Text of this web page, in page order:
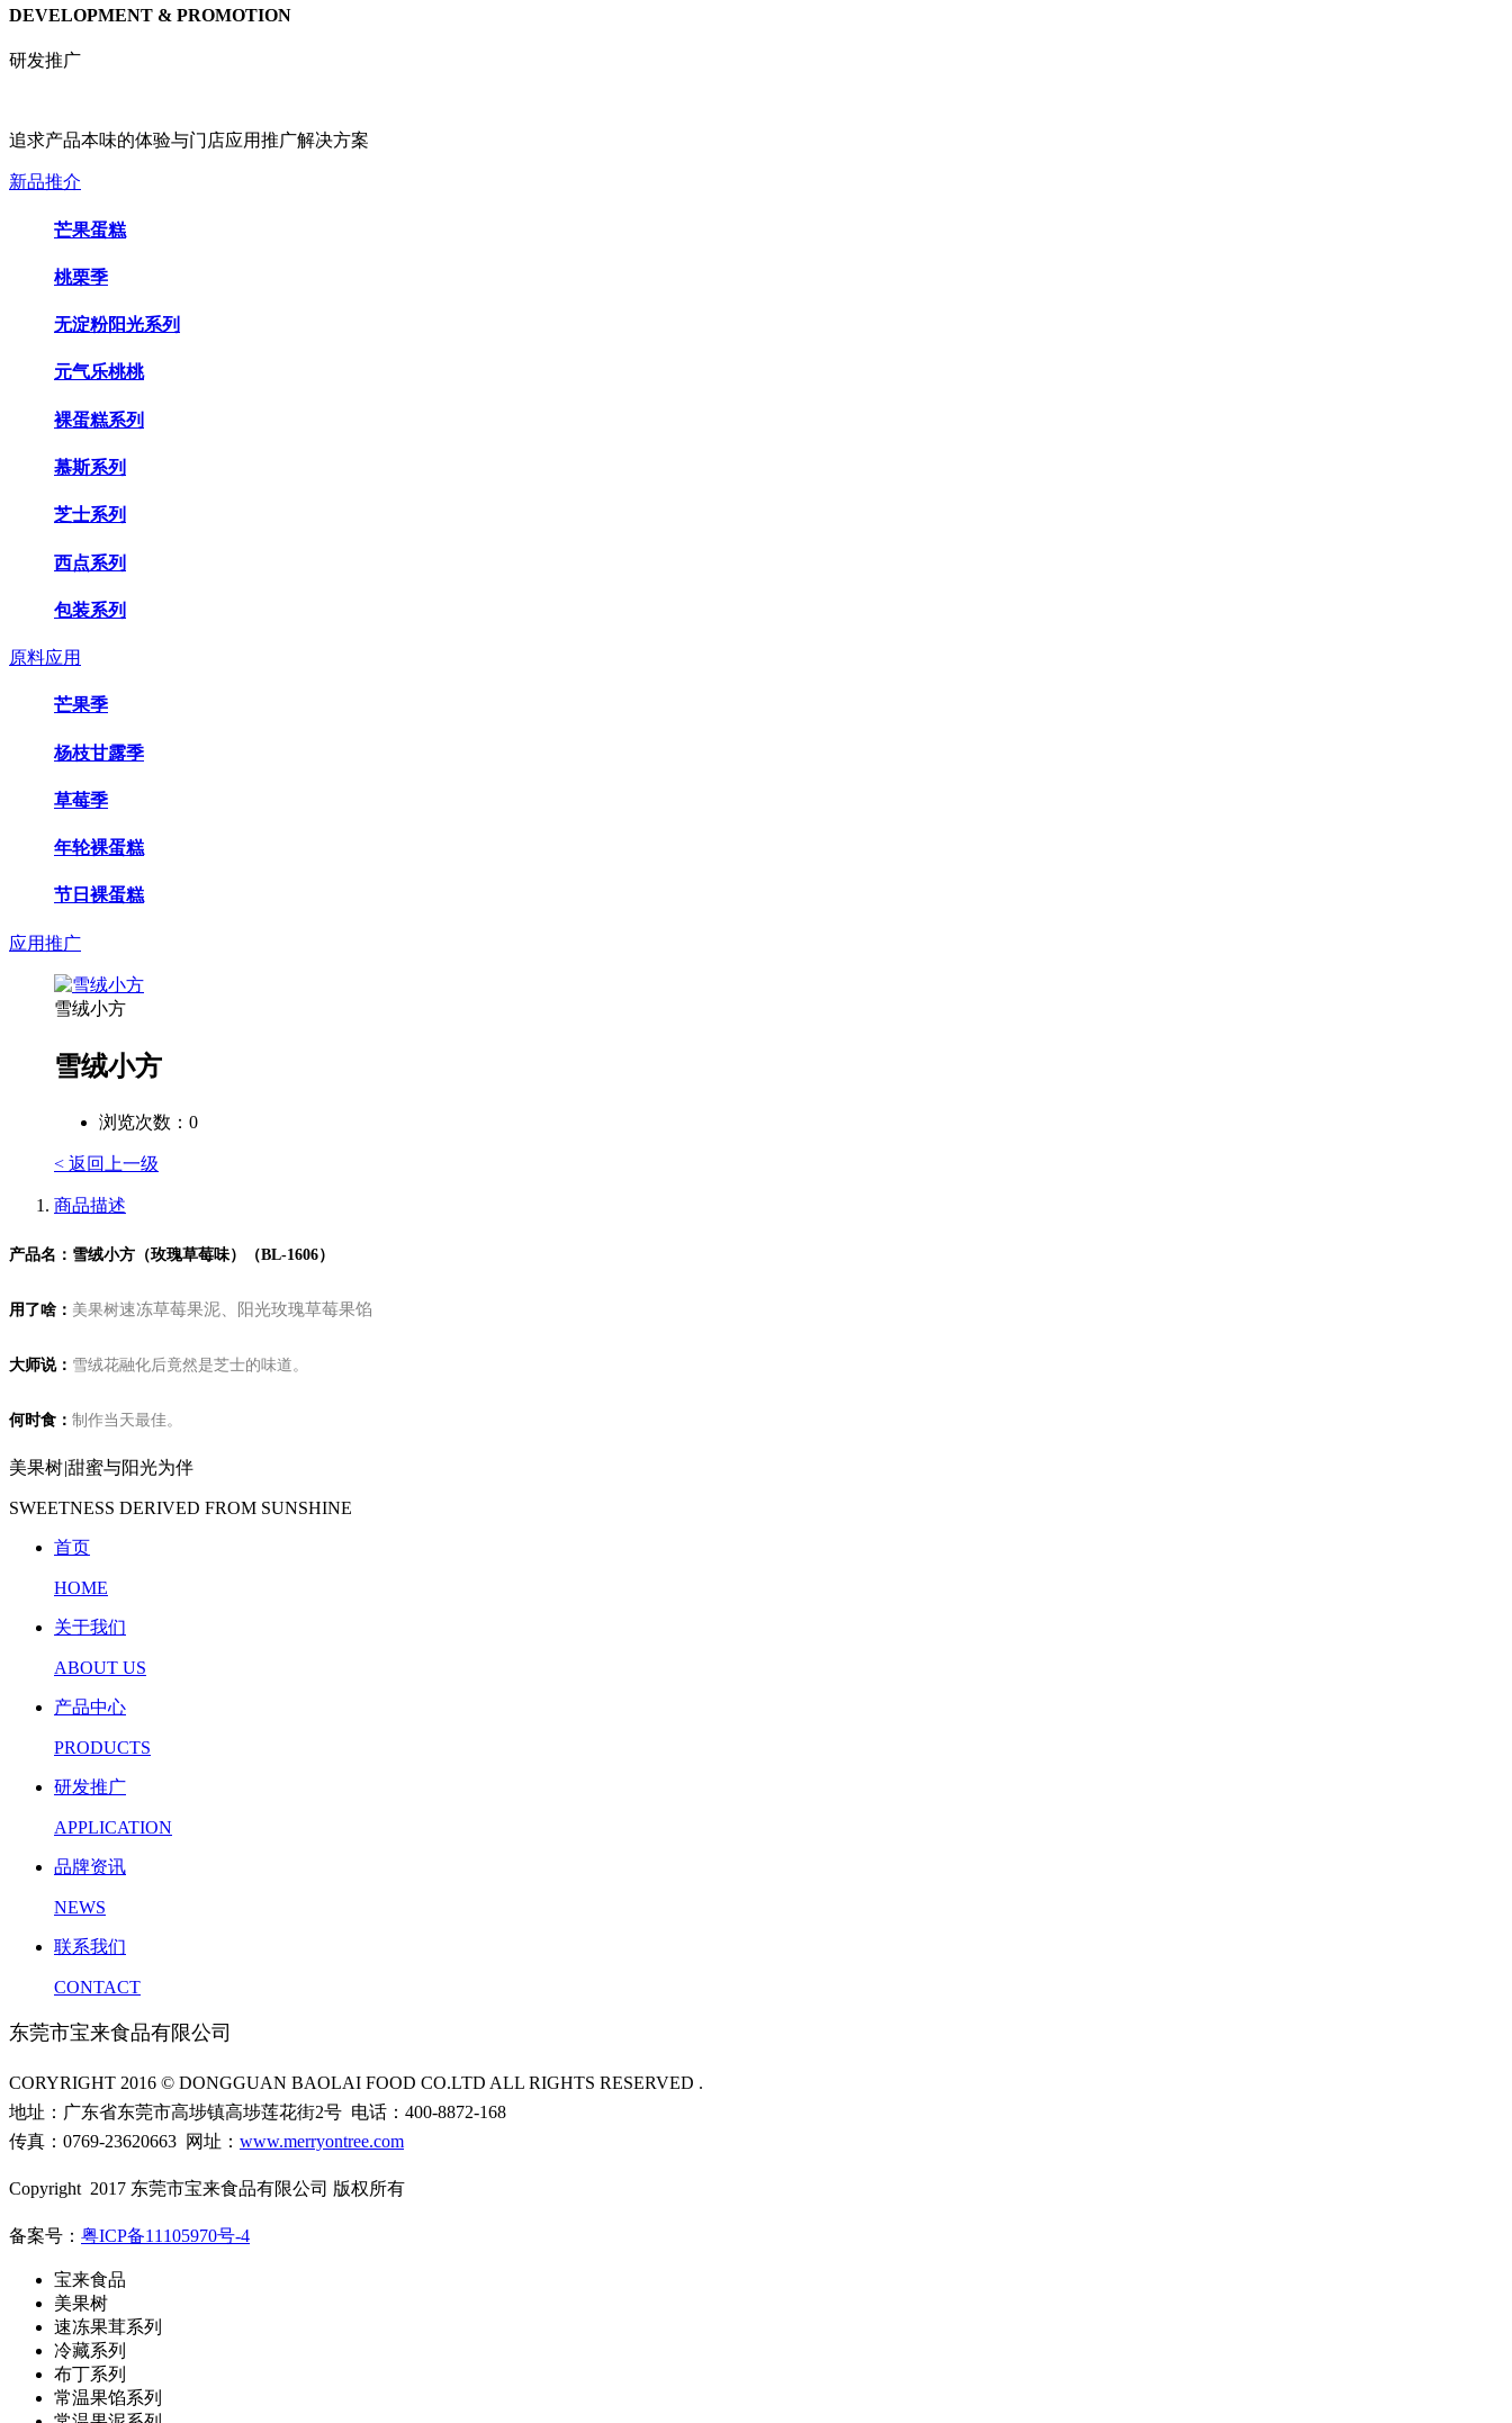
DEVELOPMENT & PROMOTION
研发推广
追求产品本味的体验与门店应用推广解决方案
新品推介
芒果蛋糕
桃栗季
无淀粉阳光系列
元气乐桃桃
裸蛋糕系列
慕斯系列
芝士系列
西点系列
包装系列
原料应用
芒果季
杨枝甘露季
草莓季
年轮裸蛋糕
节日裸蛋糕
应用推广
雪绒小方
雪绒小方
浏览次数： 0
< 返回上一级
商品描述
产品名：雪绒小方（玫瑰草莓味）（BL-1606）
用了啥： 美果树速冻草莓果泥、阳光玫瑰草莓果馅
大师说： 雪绒花融化后竟然是芝士的味道。
何时食： 制作当天最佳。
美果树|甜蜜与阳光为伴
SWEETNESS DERIVED FROM SUNSHINE
首页
HOME
关于我们
ABOUT US
产品中心
PRODUCTS
研发推广
APPLICATION
品牌资讯
NEWS
联系我们
CONTACT
东莞市宝来食品有限公司
CORYRIGHT 2016 © DONGGUAN BAOLAI FOOD CO.LTD ALL RIGHTS RESERVED .
地址：广东省东莞市高埗镇高埗莲花街2号 电话：400-8872-168
传真：0769-23620663 网址： www.merryontree.com
Copyright 2017 东莞市宝来食品有限公司 版权所有
备案号： 粤ICP备11105970号-4
宝来食品
美果树
速冻果茸系列
冷藏系列
布丁系列
常温果馅系列